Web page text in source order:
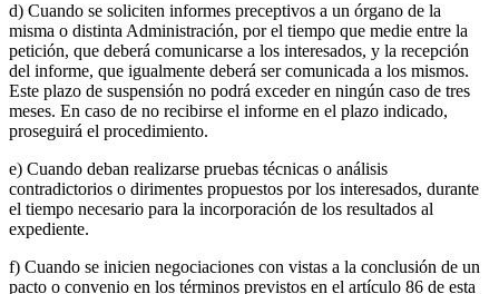
d) Cuando se soliciten informes preceptivos a un órgano de la
misma o distinta Administración, por el tiempo que medie entre la
petición, que deberá comunicarse a los interesados, y la recepción
del informe, que igualmente deberá ser comunicada a los mismos.
Este plazo de suspensión no podrá exceder en ningún caso de tres
meses. En caso de no recibirse el informe en el plazo indicado,
proseguirá el procedimiento.
e) Cuando deban realizarse pruebas técnicas o análisis
contradictorios o dirimentes propuestos por los interesados, durante
el tiempo necesario para la incorporación de los resultados al
expediente.
f) Cuando se inicien negociaciones con vistas a la conclusión de un
pacto o convenio en los términos previstos en el artículo 86 de esta